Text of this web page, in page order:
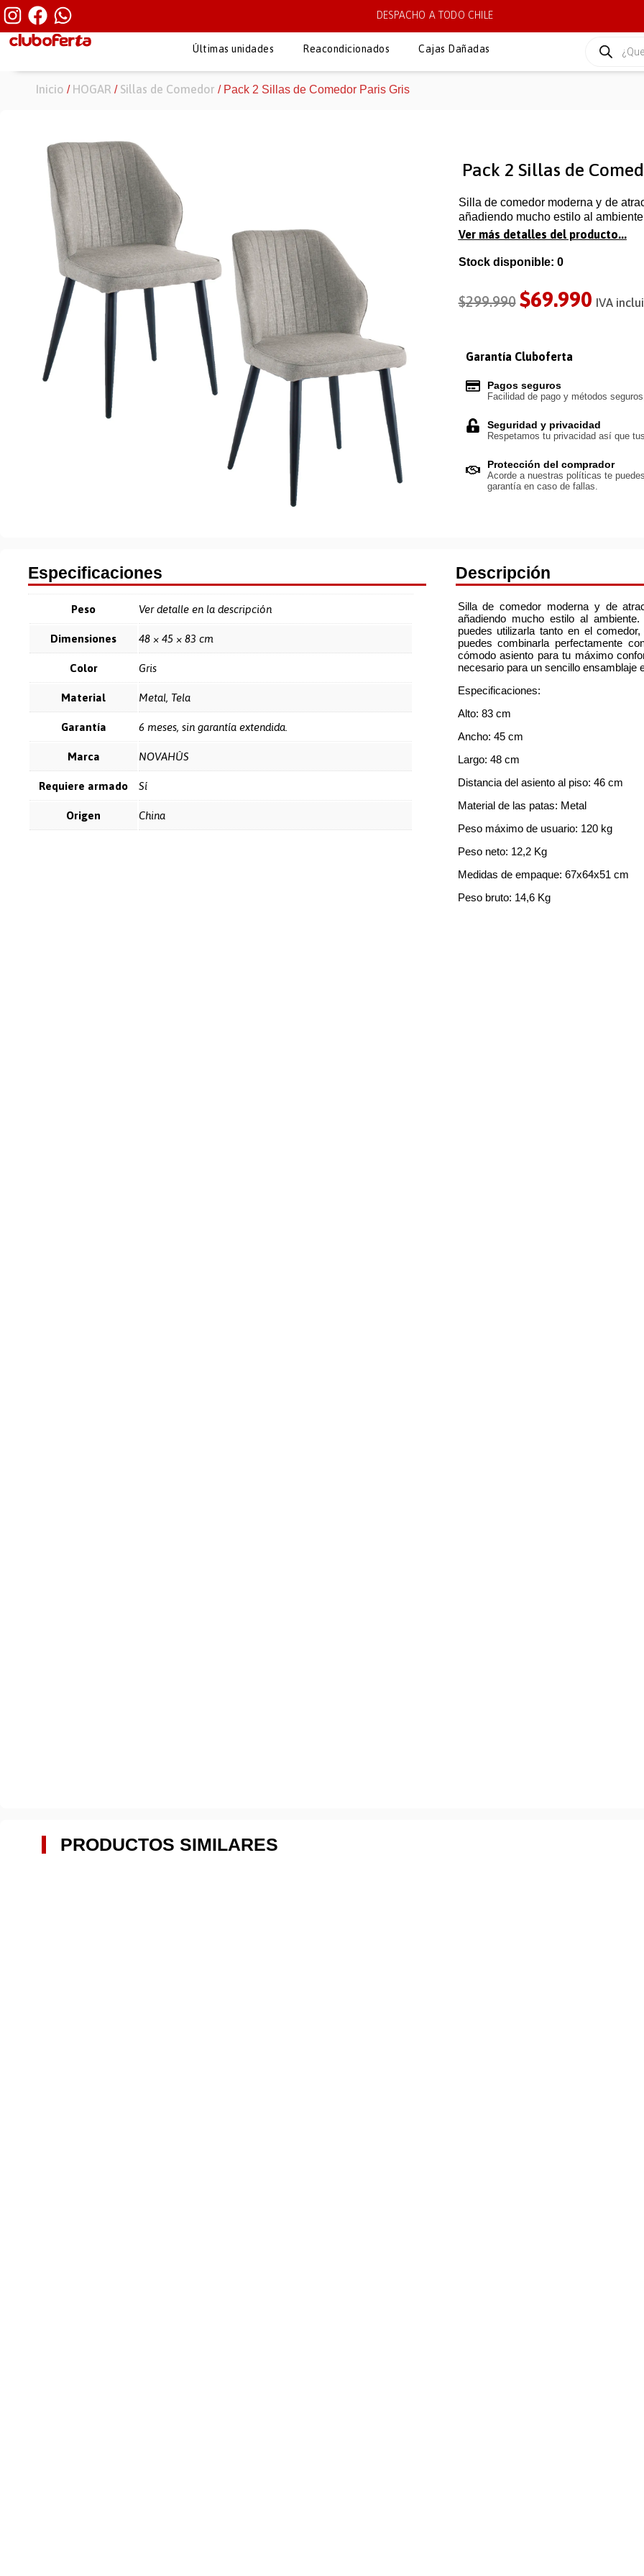
DESPACHO A TODO CHILE
Últimas unidades Reacondicionados Cajas Dañadas
Inicio / HOGAR / Sillas de Comedor / Pack 2 Sillas de Comedor Paris Gris
Pack 2 Sillas de
Silla de comedor moderna y de
añadiendo mucho estilo al
Ver más detalles del producto...
Stock disponible: 0
$299.990 $69.990 IVA
Garantía Cluboferta
Pagos seguros
Facilidad de pago y métodos
Seguridad y privacidad
Respetamos tu privacidad así que
Protección del comprador
Acorde a nuestras políticas te
garantía en caso de fallas.
Especificaciones
Peso Ver detalle en la descripción
Dimensiones 48 × 45 × 83 cm
Color Gris
Material Metal, Tela
Garantía 6 meses, sin garantía extendida.
Marca NOVAHÛS
Requiere armado Sí
Origen China
Descripción
Silla de comedor moderna y de
añadiendo mucho estilo al
puedes utilizarla tanto en el
puedes combinarla perfectamente
cómodo asiento para tu máximo
necesario para un sencillo ensamblaje
Especificaciones:
Alto: 83 cm
Ancho: 45 cm
Largo: 48 cm
Distancia del asiento al piso: 46 cm
Material de las patas: Metal
Peso máximo de usuario: 120 kg
Peso neto: 12,2 Kg
Medidas de empaque: 67x64x51 cm
Peso bruto: 14,6 Kg
PRODUCTOS SIMILARES